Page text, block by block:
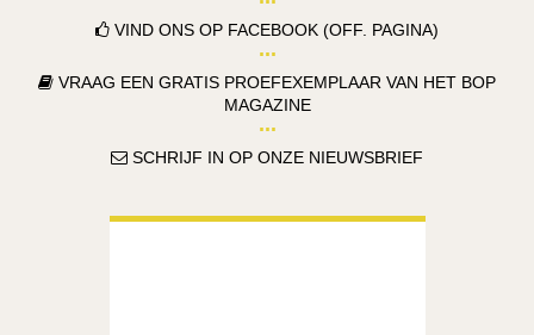
VIND ONS OP FACEBOOK (OFF. PAGINA)
VRAAG EEN GRATIS PROEFEXEMPLAAR VAN HET BOP
MAGAZINE
SCHRIJF IN OP ONZE NIEUWSBRIEF